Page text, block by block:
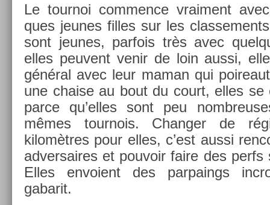
Le tour­noi com­m­ence vrai­ment
ques jeunes fil­les sur les
sont jeunes, par­fois très avec
elles peuvent venir de loin aussi,
général avec leur maman qui
une cha­ise au bout du court, elles se
parce qu’elles sont peu
mêmes tour­nois. Chang­er de
kilomètres pour elles, c’est aussi
ad­versaires et pouvoir faire des perfs
Elles en­voient des par­pa­ings
gabarit.